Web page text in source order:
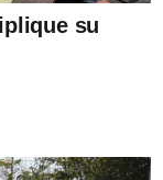
su